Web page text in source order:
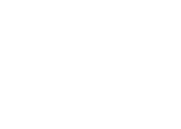
sig utrygge og ikke mindst
fik besøg af politiet efter
samt hækkenes højde.